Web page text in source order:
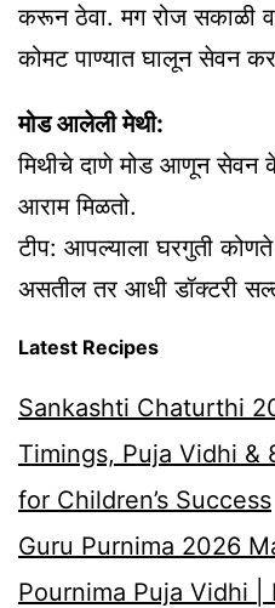
करून ठेवा. मग रोज सकाळी
कोमट पाण्यात घालून सेवन
मोड आलेली मेथी:
मिथीचे दाणे मोड आणून सेवन
आराम मिळतो.
टीप: आपल्याला घरगुती
असतील तर आधी डॉक्टरी
Latest Recipes
Sankashti Chaturthi
Timings, Puja Vidhi &
for Children’s Success
Guru Purnima 2026
Pournima Puja Vidhi |